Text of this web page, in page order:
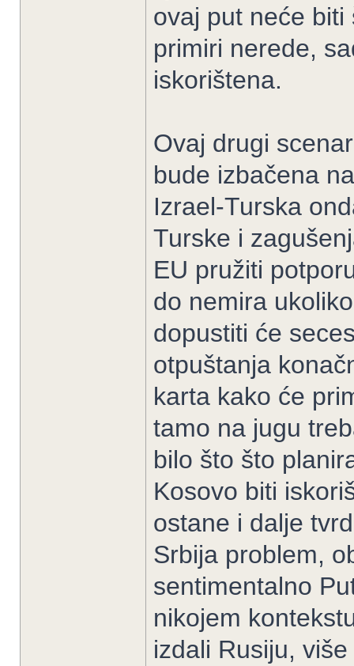
ovaj put neće
primiri nerede,
iskorištena.
Ovaj drugi
bude izbačena
Izrael-Turska
Turske i
EU pružiti
do nemira
dopustiti će
otpuštanja
karta kako će
tamo na jugu
bilo što što
Kosovo biti
ostane i dalje
Srbija problem,
sentimentalno
nikojem
izdali Rusiju,